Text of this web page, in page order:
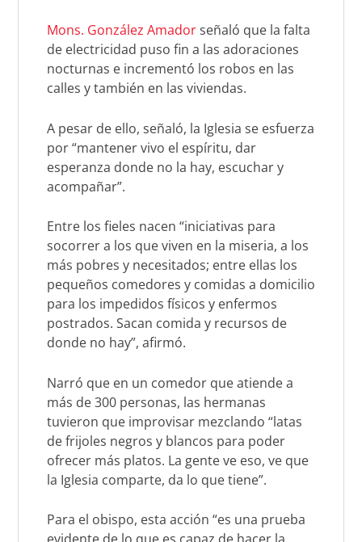
Mons. González Amadorseñaló que la falta
de electricidad puso fin a las adoraciones
nocturnas e incrementó los robos en las
calles y también en las viviendas.
A pesar de ello, señaló, la Iglesia se esfuerza
por “mantener vivo el espíritu, dar
esperanza donde no la hay, escuchar y
acompañar”.
Entre los fieles nacen “iniciativas para
socorrer a los que viven en la miseria, a los
más pobres y necesitados; entre ellas los
pequeños comedores y comidas a domicilio
para los impedidos físicos y enfermos
postrados. Sacan comida y recursos de
donde no hay”, afirmó.
Narró que en un comedor que atiende a
más de 300 personas, las hermanas
tuvieron que improvisar mezclando “latas
de frijoles negros y blancos para poder
ofrecer más platos. La gente ve eso, ve que
la Iglesia comparte, da lo que tiene”.
Para el obispo, esta acción “es una prueba